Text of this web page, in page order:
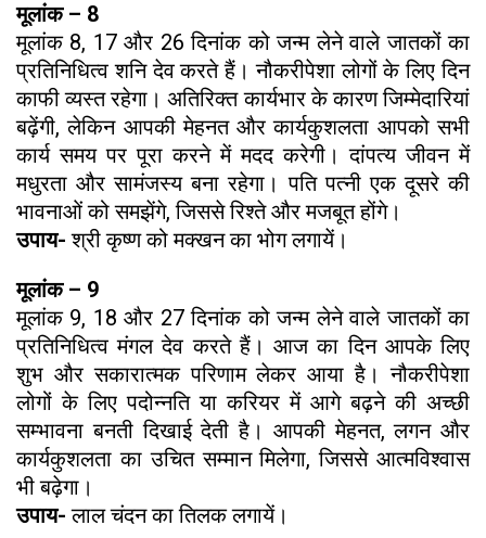
मूलांक – 8
मूलांक 8, 17 और 26 दिनांक को जन्म लेने वाले जातकों का
प्रतिनिधित्व शनि देव करते हैं। नौकरीपेशा लोगों के लिए दिन
काफी व्यस्त रहेगा। अतिरिक्त कार्यभार के कारण जिम्मेदारियां
बढ़ेंगी, लेकिन आपकी मेहनत और कार्यकुशलता आपको सभी
कार्य समय पर पूरा करने में मदद करेगी। दांपत्य जीवन में
मधुरता और सामंजस्य बना रहेगा। पति पत्नी एक दूसरे की
भावनाओं को समझेंगे, जिससे रिश्ते और मजबूत होंगे।
उपाय- श्री कृष्ण को मक्खन का भोग लगायें।
मूलांक – 9
मूलांक 9, 18 और 27 दिनांक को जन्म लेने वाले जातकों का
प्रतिनिधित्व मंगल देव करते हैं। आज का दिन आपके लिए
शुभ और सकारात्मक परिणाम लेकर आया है। नौकरीपेशा
लोगों के लिए पदोन्नति या करियर में आगे बढ़ने की अच्छी
सम्भावना बनती दिखाई देती है। आपकी मेहनत, लगन और
कार्यकुशलता का उचित सम्मान मिलेगा, जिससे आत्मविश्वास
भी बढ़ेगा।
उपाय- लाल चंदन का तिलक लगायें।